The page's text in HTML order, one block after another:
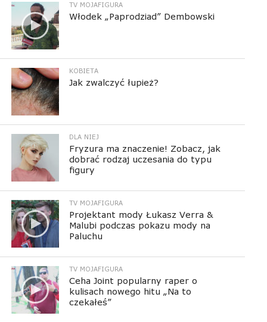
TV MOJAFIGURA
Włodek „Paprodziad” Dembowski
KOBIETA
Jak zwalczyć łupież?
DLA NIEJ
Fryzura ma znaczenie! Zobacz, jak
dobrać rodzaj uczesania do typu
figury
TV MOJAFIGURA
Projektant mody Łukasz Verra &
Malubi podczas pokazu mody na
Paluchu
TV MOJAFIGURA
Ceha Joint popularny raper o
kulisach nowego hitu „Na to
czekałeś”